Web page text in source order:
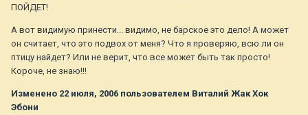
ПОЙДЕТ!
А вот видимую принести... видимо, не барское это дело! А может
он считает, что это подвох от меня? Что я проверяю, всю ли он
птицу найдет? Или не верит, что все может быть так просто!
Короче, не знаю!!!
Изменено 22 июля, 2006 пользователем Виталий Жак Хок
Эбони